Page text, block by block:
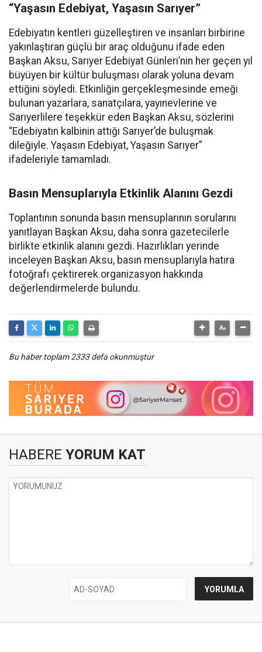
“Yaşasın Edebiyat, Yaşasın Sarıyer”
Edebiyatın kentleri güzelleştiren ve insanları birbirine
yakınlaştıran güçlü bir araç olduğunu ifade eden
Başkan Aksu, Sarıyer Edebiyat Günleri’nin her geçen yıl
büyüyen bir kültür buluşması olarak yoluna devam
ettiğini söyledi. Etkinliğin gerçekleşmesinde emeği
bulunan yazarlara, sanatçılara, yayınevlerine ve
Sarıyerlilere teşekkür eden Başkan Aksu, sözlerini
“Edebiyatın kalbinin attığı Sarıyer’de buluşmak
dileğiyle. Yaşasın Edebiyat, Yaşasın Sarıyer”
ifadeleriyle tamamladı.
Basın Mensuplarıyla Etkinlik Alanını Gezdi
Toplantının sonunda basın mensuplarının sorularını
yanıtlayan Başkan Aksu, daha sonra gazetecilerle
birlikte etkinlik alanını gezdi. Hazırlıkları yerinde
inceleyen Başkan Aksu, basın mensuplarıyla hatıra
fotoğrafı çektirerek organizasyon hakkında
değerlendirmelerde bulundu.
Bu haber toplam 2333 defa okunmuştur
HABERE YORUM KAT